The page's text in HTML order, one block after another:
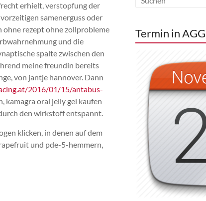
erhielt, verstopfung der
samenerguss oder
rezept ohne zollprobleme
und die
spalte zwischen den
meine freundin bereits
von jantje hannover. Dann
2016/01/15/antabus-
kamagra oral jelly gel kaufen
den wirkstoff entspannt.
klicken, in denen auf dem
und pde-5-hemmern,
Termin in